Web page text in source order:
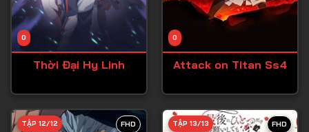
0
Thời Đại Hy Linh
0
Attack on Titan Ss4
FHD
TẬP 12/12 FHD
TẬP 13/13